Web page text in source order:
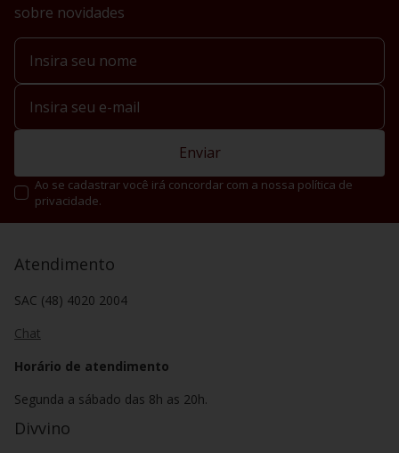
sobre novidades
Enviar
Ao se cadastrar você irá concordar com a nossa política de
privacidade.
Atendimento
SAC (48) 4020 2004
Chat
Horário de atendimento
Segunda a sábado das 8h as 20h.
Divvino